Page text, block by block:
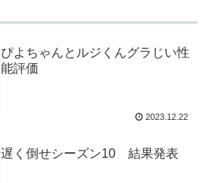
ぴよちゃんとルジくんグラじい性
能評価
2023.12.22
遅く倒せシーズン10 結果発表